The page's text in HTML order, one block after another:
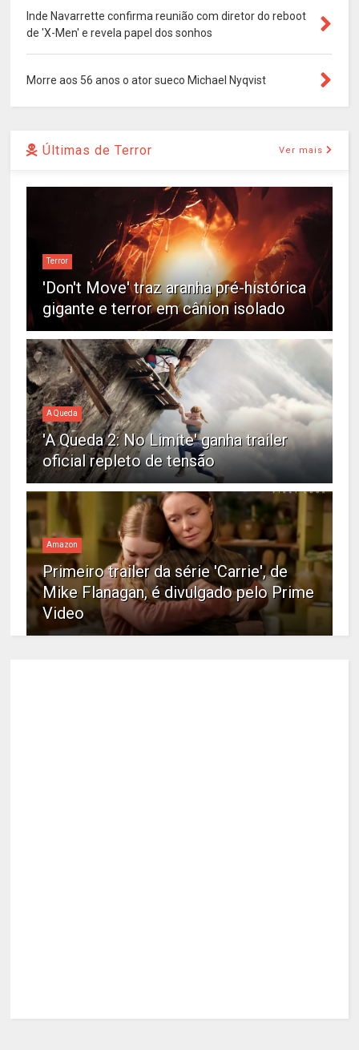
Inde Navarrette confirma reunião com diretor do reboot
de 'X-Men' e revela papel dos sonhos
Morre aos 56 anos o ator sueco Michael Nyqvist
Últimas de Terror Ver mais
Terror
'Don't Move' traz aranha pré-histórica
gigante e terror em cânion isolado
A Queda
'A Queda 2: No Limite' ganha trailer
oficial repleto de tensão
Amazon
Primeiro trailer da série 'Carrie', de
Mike Flanagan, é divulgado pelo Prime
Video